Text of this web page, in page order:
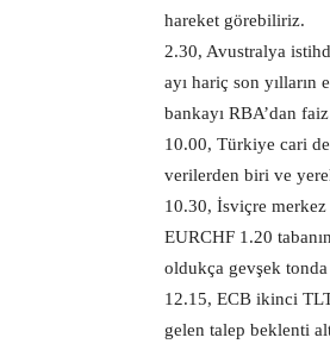
hareket görebiliriz.
2.30, Avustralya
ayı hariç son
bankayı RBA’dan
10.00, Türkiye cari
verilerden biri ve
10.30, İsviçre merkez
EURCHF 1.20
oldukça gevşek
12.15, ECB ikinci
gelen talep beklenti